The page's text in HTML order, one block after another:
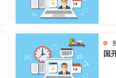
国